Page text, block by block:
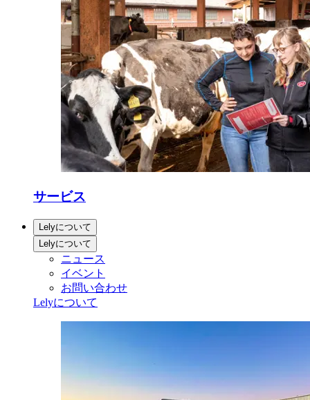
サービス
Lelyについて
Lelyについて
ニュース
イベント
お問い合わせ
Lelyについて